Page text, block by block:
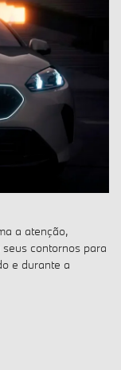
a atenção,
contornos para
e durante a